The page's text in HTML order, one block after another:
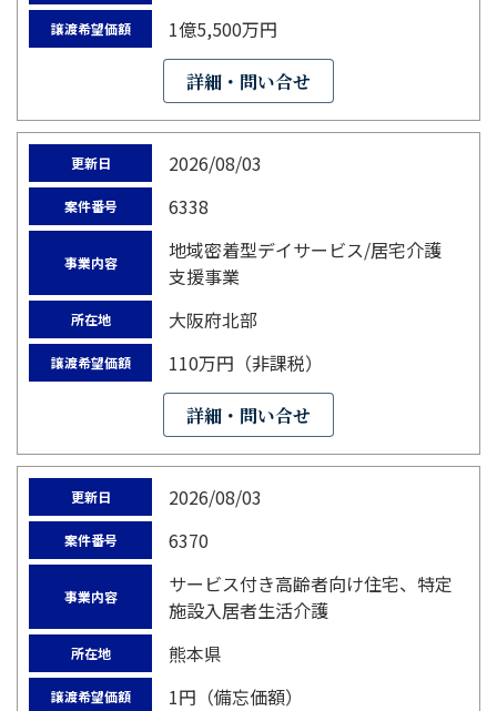
譲渡希望価額 1億5,500万円
詳細・問い合せ
更新日 2026/08/03
案件番号 6338
事業内容
地域密着型デイサービス/居宅介護
支援事業
所在地 大阪府北部
譲渡希望価額 110万円（非課税）
詳細・問い合せ
更新日 2026/08/03
案件番号 6370
事業内容
サービス付き高齢者向け住宅、特定
施設入居者生活介護
所在地 熊本県
譲渡希望価額 1円（備忘価額）